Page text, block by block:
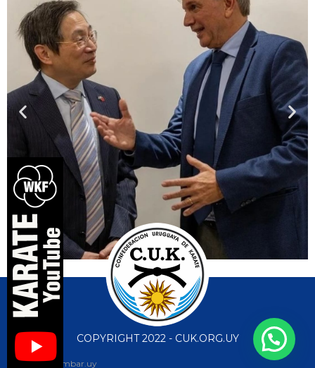
COPYRIGHT 2022 - CUK.ORG.UY
diseño web: ambar.uy